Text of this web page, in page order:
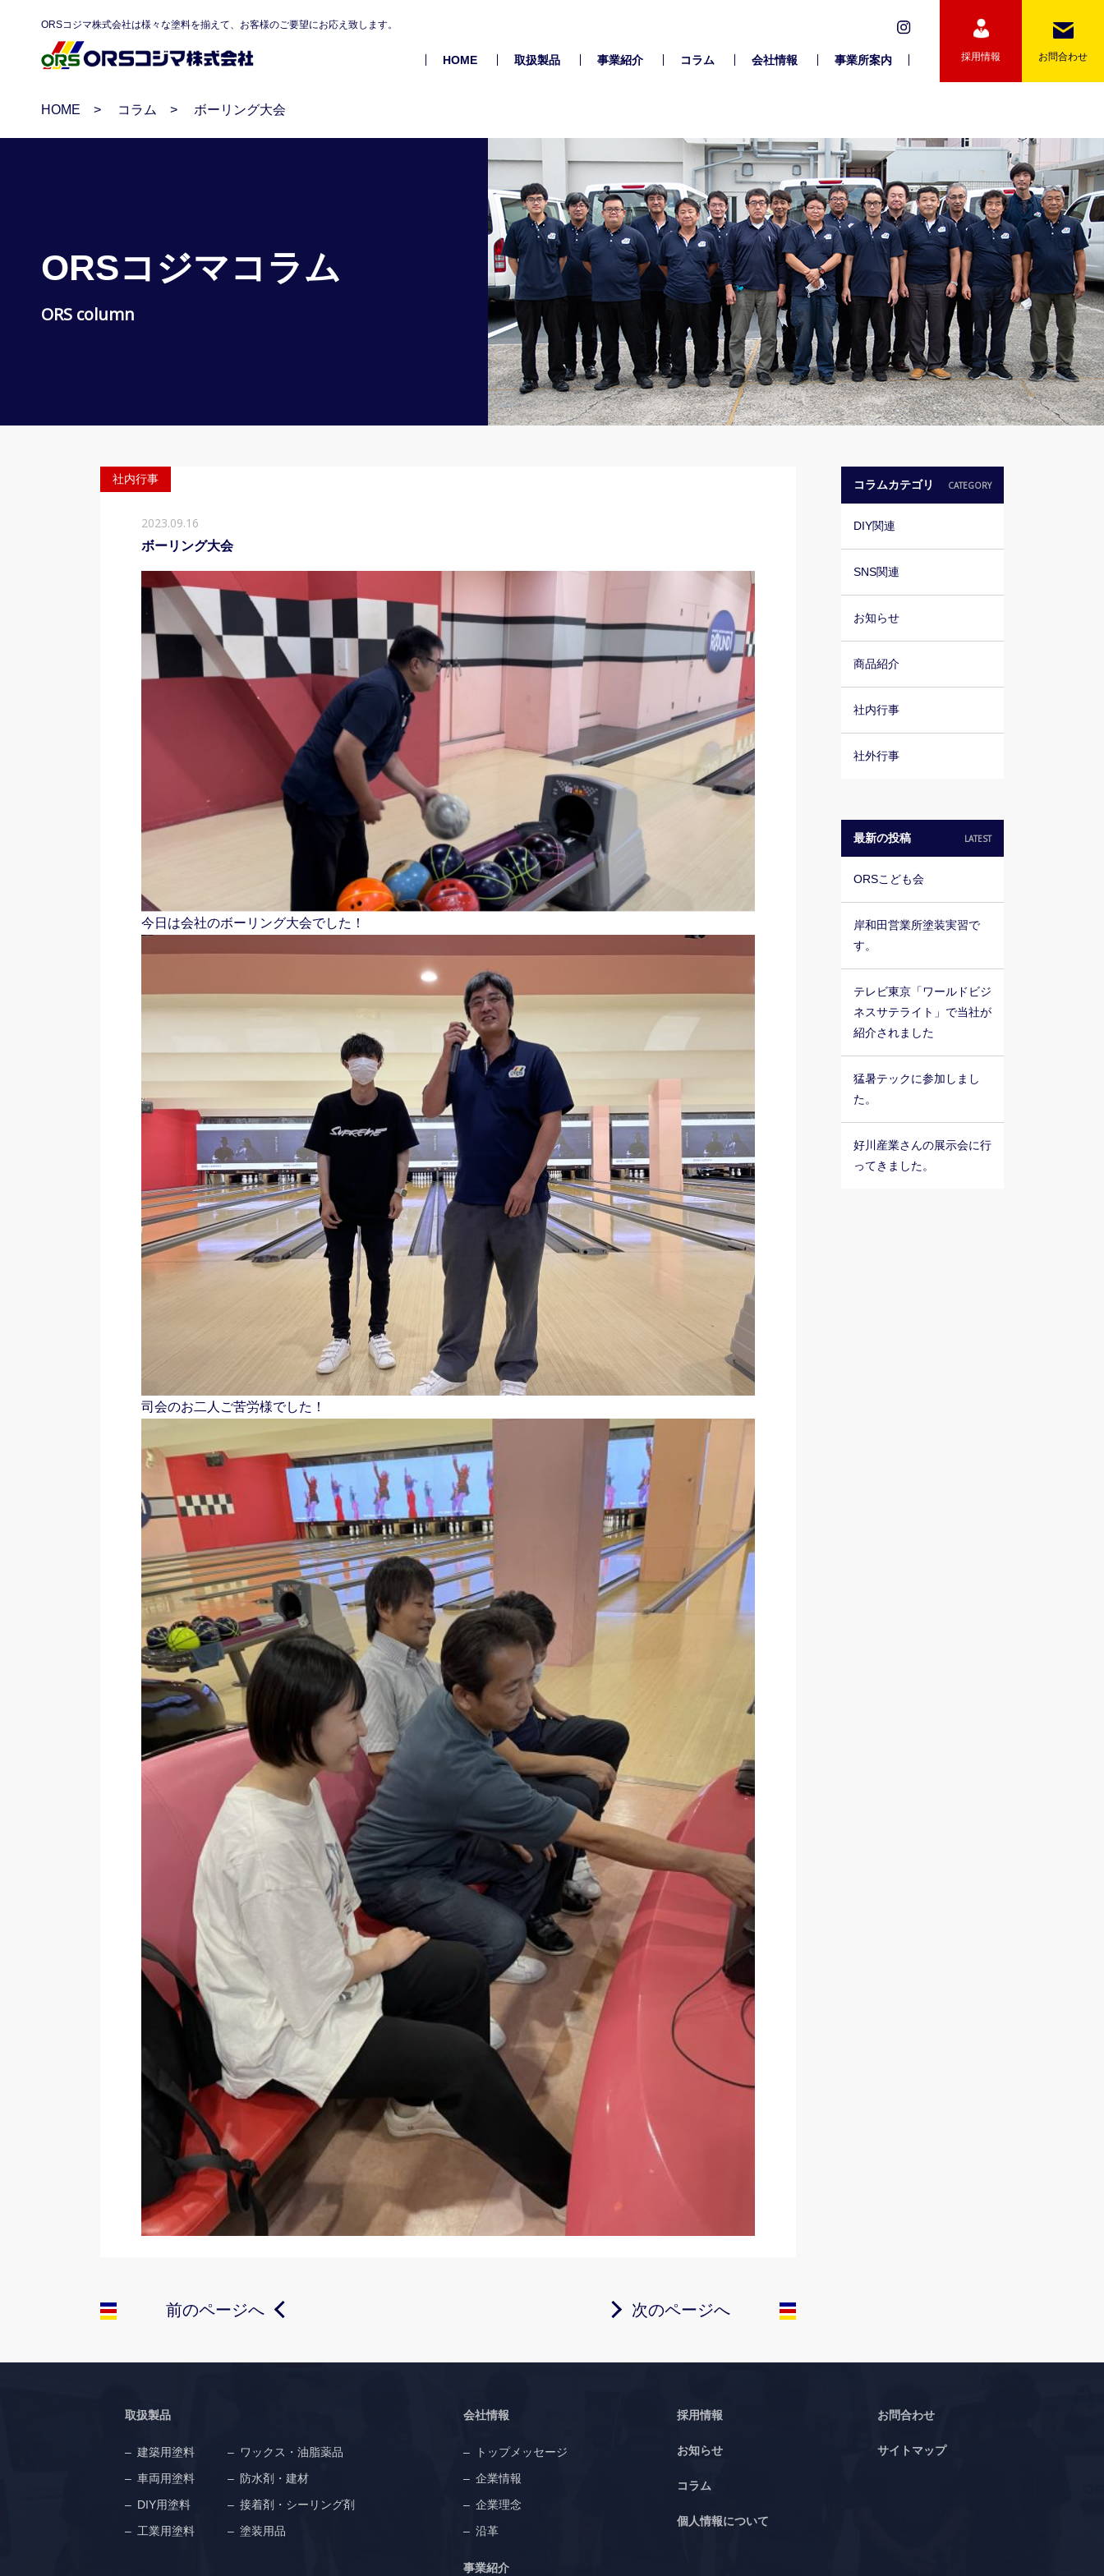
ORSコジマ株式会社は様々な塗料を揃えて、お客様のご要望にお応え致します。
HOME 取扱製品 事業紹介 コラム 会社情報 事業所案内 採用情報 お問合わせ
HOME コラム ボーリング大会
ORSコジマコラム
ORS column
社内行事
2023.09.16
ボーリング大会
今日は会社のボーリング大会でした！
司会のお二人ご苦労様でした！
前のページへ 次のページへ
コラムカテゴリ CATEGORY
DIY関連
SNS関連
お知らせ
商品紹介
社内行事
社外行事
最新の投稿 LATEST
ORSこども会
岸和田営業所塗装実習で
す。
テレビ東京「ワールドビジ
ネスサテライト」で当社が
紹介されました
猛暑テックに参加しまし
た。
好川産業さんの展示会に行
ってきました。
取扱製品
建築用塗料
車両用塗料
DIY用塗料
工業用塗料
ワックス・油脂薬品
防水剤・建材
接着剤・シーリング剤
塗装用品
会社情報
トップメッセージ
企業情報
企業理念
沿革
事業紹介
採用情報
お知らせ
コラム
個人情報について
お問合わせ
サイトマップ